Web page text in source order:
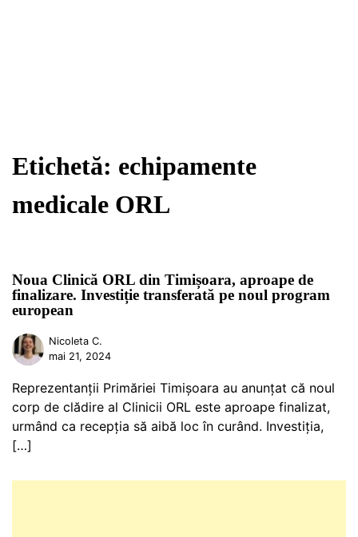
Etichetă: echipamente
medicale ORL
Noua Clinică ORL din Timișoara, aproape de
finalizare. Investiție transferată pe noul program
european
Nicoleta C.
mai 21, 2024
Reprezentanții Primăriei Timișoara au anunțat că noul
corp de clădire al Clinicii ORL este aproape finalizat,
urmând ca recepția să aibă loc în curând. Investiția,
[…]